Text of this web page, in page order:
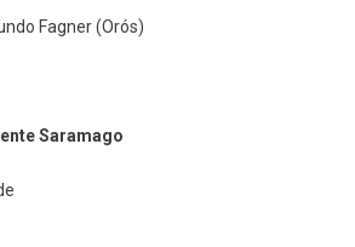
Fagner (Orós)
Saramago